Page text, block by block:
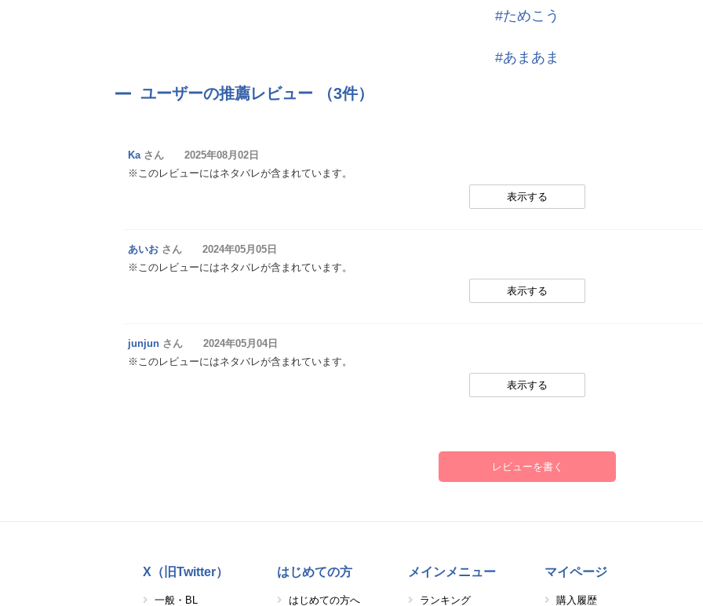
#ためこう
#あまあま
ユーザーの推薦レビュー （3件）
Ka さん 2025年08月02日
※このレビューにはネタバレが含まれています。
表示する
あいお さん 2024年05月05日
※このレビューにはネタバレが含まれています。
表示する
junjun さん 2024年05月04日
※このレビューにはネタバレが含まれています。
表示する
レビューを書く
X（旧Twitter）
一般・BL
はじめての方
はじめての方へ
メインメニュー
ランキング
マイページ
購入履歴